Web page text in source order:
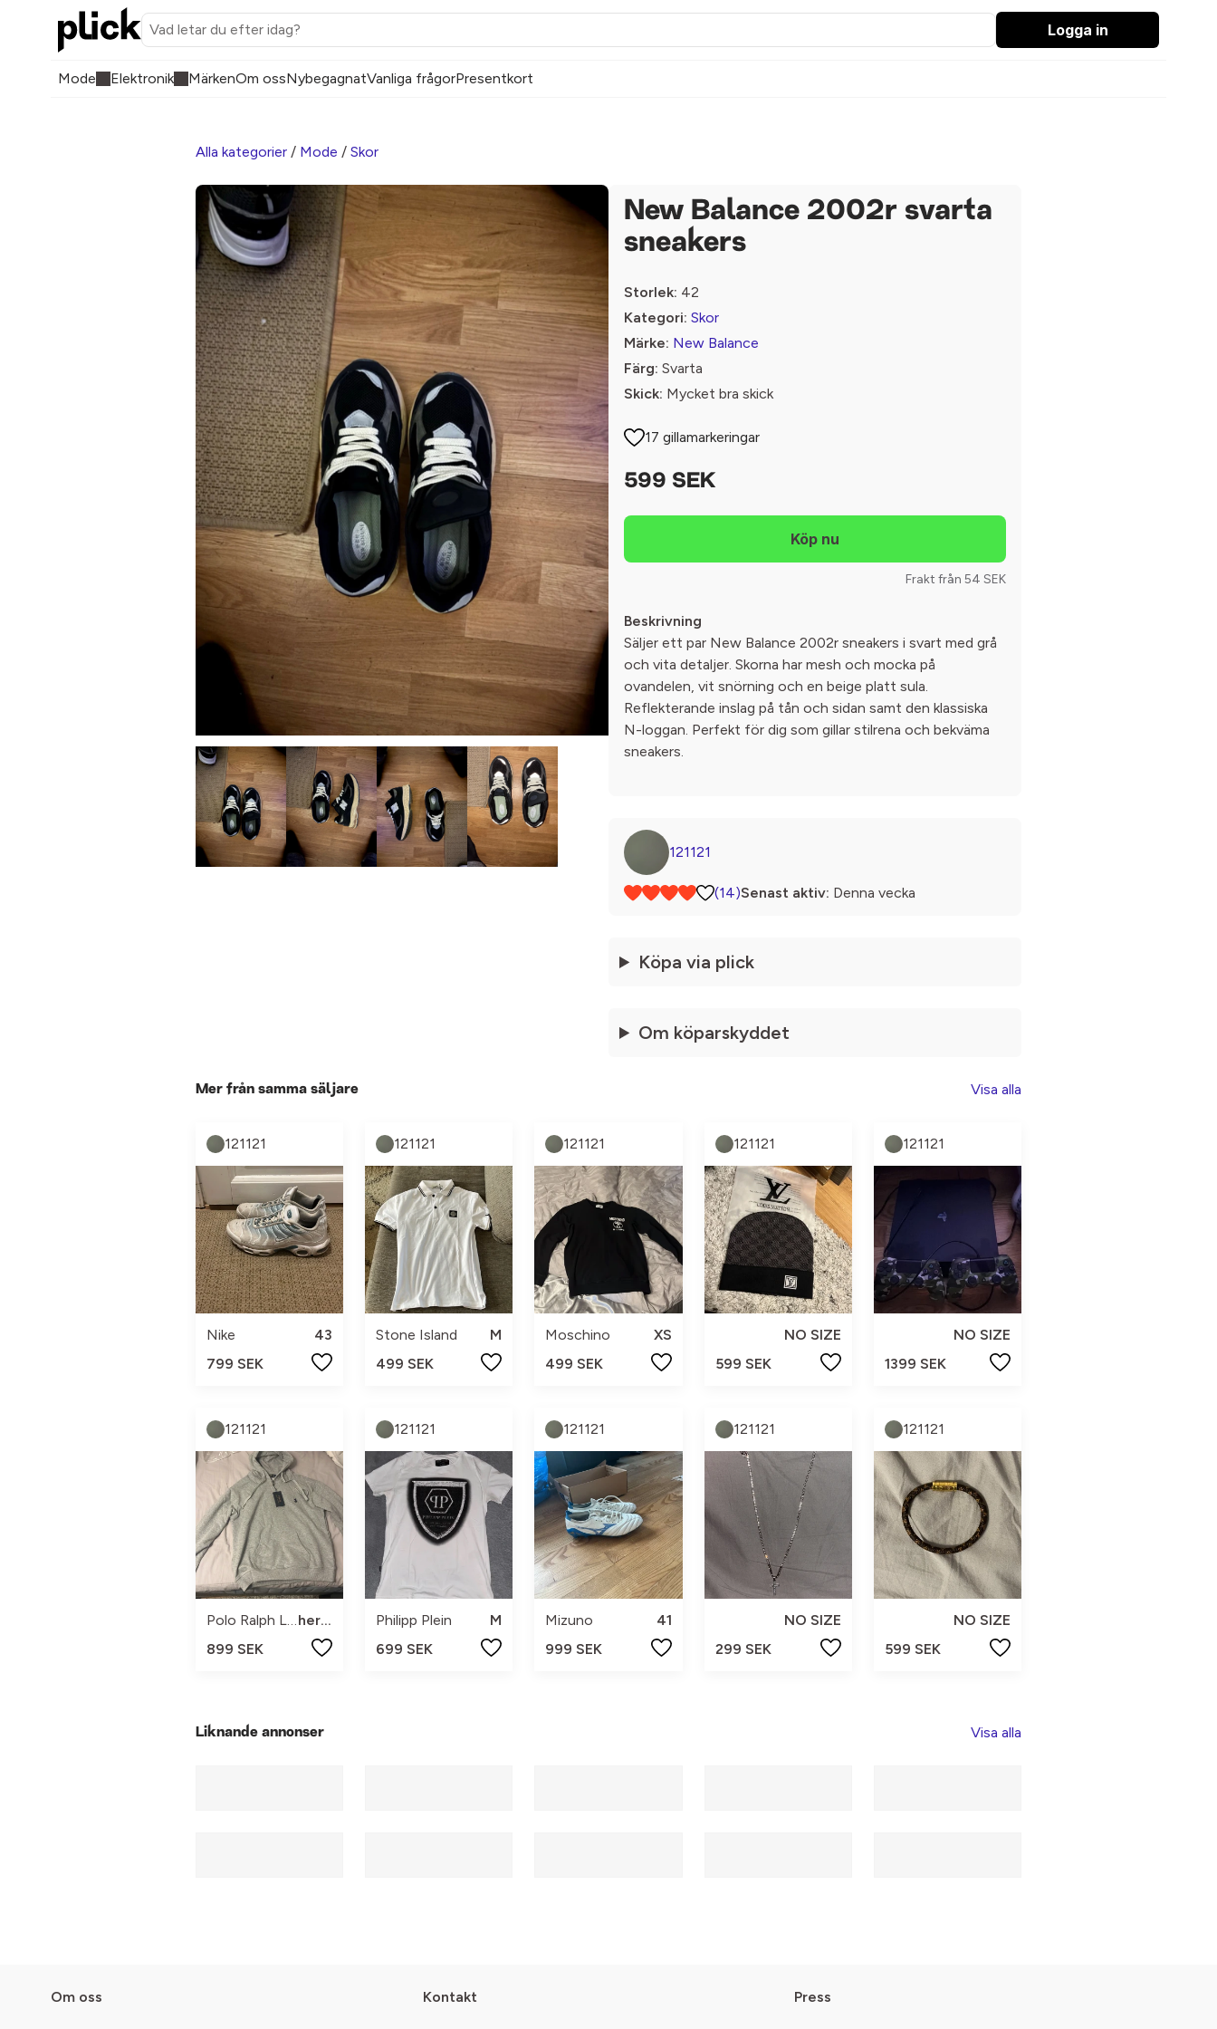
Logga in
Mode Elektronik MärkenOm ossNybegagnatVanliga frågorPresentkort
Alla kategorier / Mode / Skor
New Balance 2002r svarta
sneakers
Storlek: 42
Kategori: Skor
Märke: New Balance
Färg: Svarta
Skick: Mycket bra skick
17 gillamarkeringar
599 SEK
Frakt från 54 SEK
Beskrivning
Säljer ett par New Balance 2002r sneakers i svart med grå
och vita detaljer. Skorna har mesh och mocka på
ovandelen, vit snörning och en beige platt sula.
Reflekterande inslag på tån och sidan samt den klassiska
N-loggan. Perfekt för dig som gillar stilrena och bekväma
sneakers.
121121
(14)Senast aktiv: Denna vecka
Köpa via plick
Om köparskyddet
Mer från samma säljare Visa alla
121121
Nike
43
799 SEK
121121
Stone Island
M
499 SEK
121121
Moschino
XS
499 SEK
121121
NO SIZE
599 SEK
121121
NO SIZE
1399 SEK
121121
Polo Ralph Lauren
herr m
899 SEK
121121
Philipp Plein
M
699 SEK
121121
Mizuno
41
999 SEK
121121
NO SIZE
299 SEK
121121
NO SIZE
599 SEK
Liknande annonser Visa alla
Om oss Kontakt Press